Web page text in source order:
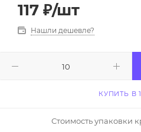
117 ₽/шт
Нашли дешевле?
КУПИТЬ В
Стоимость упаковки